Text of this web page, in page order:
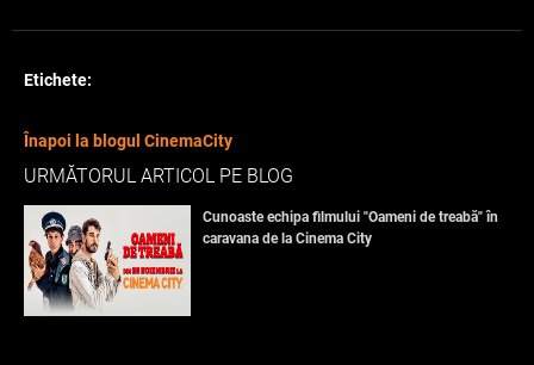
Etichete:
Înapoi la blogul CinemaCity
URMĂTORUL ARTICOL PE BLOG
Cunoaste echipa filmului "Oameni de treabă" în
caravana de la Cinema City